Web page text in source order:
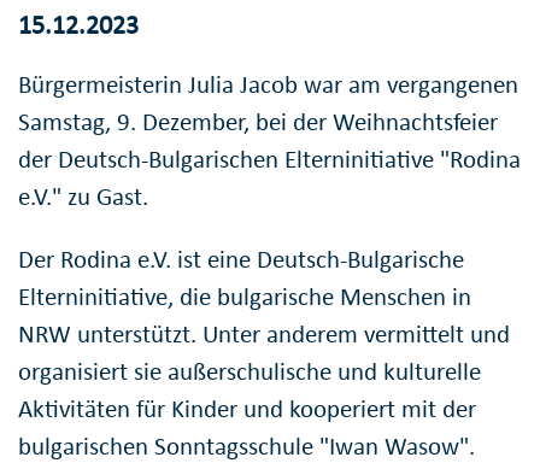
15.12.2023
Bürgermeisterin Julia Jacob war am vergangenen
Samstag, 9. Dezember, bei der Weihnachtsfeier
der Deutsch-Bulgarischen Elterninitiative "Rodina
e.V." zu Gast.
Der Rodina e.V. ist eine Deutsch-Bulgarische
Elterninitiative, die bulgarische Menschen in
NRW unterstützt. Unter anderem vermittelt und
organisiert sie außerschulische und kulturelle
Aktivitäten für Kinder und kooperiert mit der
bulgarischen Sonntagsschule "Iwan Wasow".